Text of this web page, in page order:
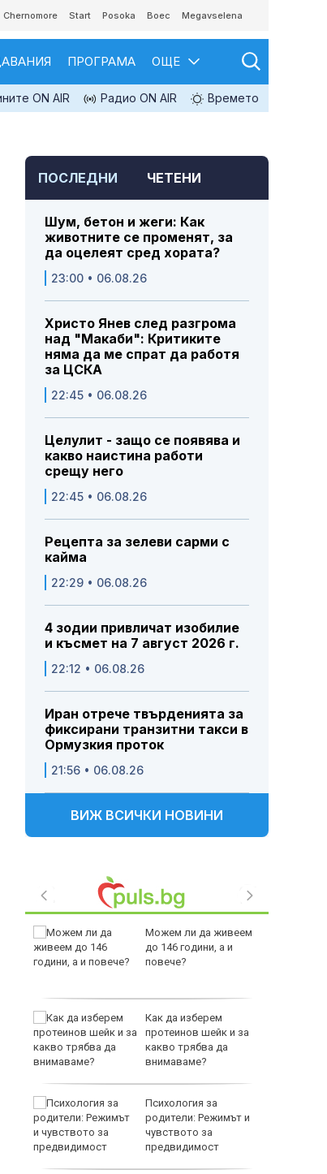
Chernomore Start Posoka Boec Megavselena
ПРОГРАМА ОЩЕ
ON AIR Радио ON AIR Времето
ПОСЛЕДНИ ЧЕТЕНИ
Шум, бетон и жеги: Как
животните се променят, за
да оцелеят сред хората?
23:00 • 06.08.26
Христо Янев след разгрома
над "Макаби": Критиките
няма да ме спрат да работя
за ЦСКА
22:45 • 06.08.26
Целулит - защо се появява и
какво наистина работи
срещу него
22:45 • 06.08.26
Рецепта за зелеви сарми с
кайма
22:29 • 06.08.26
4 зодии привличат изобилие
и късмет на 7 август 2026 г.
22:12 • 06.08.26
Иран отрече твърденията за
фиксирани транзитни такси в
Ормузкия проток
21:56 • 06.08.26
ВИЖ ВСИЧКИ НОВИНИ
Можем ли да живеем
до 146 години, а и
повече?
Как да изберем
протеинов шейк и за
какво трябва да
внимаваме?
Психология за
родители: Режимът и
чувството за
предвидимост